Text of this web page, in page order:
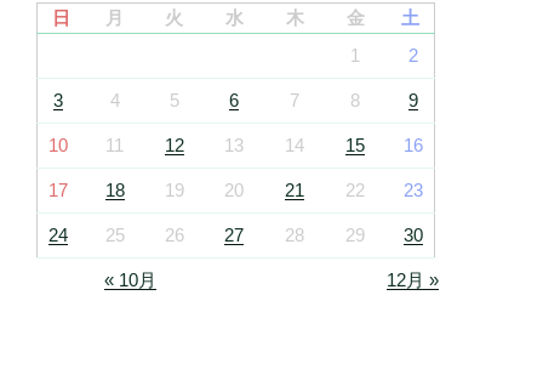
日
月 火 水 木 金
土
1
2
3 4 5 6 7 8 9
10 11 12 13 14 15 16
17 18 19 20 21 22 23
24 25 26 27 28 29 30
« 10月 12月 »